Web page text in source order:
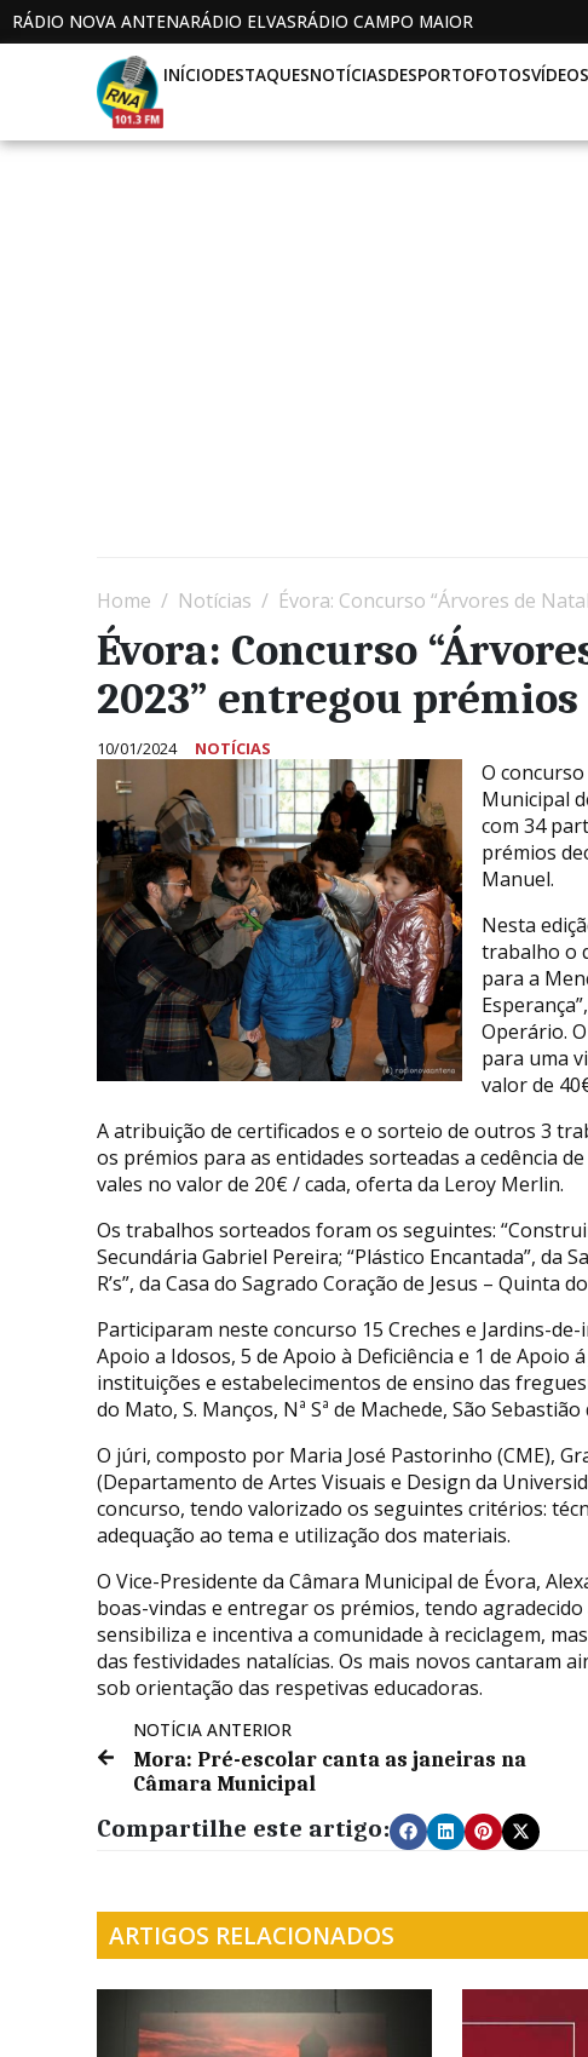
RÁDIO NOVA ANTENARÁDIO ELVASRÁDIO CAMPO MAIOR
INÍCIODESTAQUESNOTÍCIASDESPORTOFOTOSVÍDEOS
Home Notícias Évora: Concurso “Árvores de
Évora: Concurso
2023” entregou prémios
10/01/2024 NOTÍCIAS
O concurso
Municipal
com 34
prémios
Manuel.
Nesta
trabalho o
para a
Operário.
para uma
valor de
A atribuição de certificados e o sorteio de outros 3
os prémios para as entidades sorteadas a cedência
vales no valor de 20€ / cada, oferta da Leroy Merlin.
Os trabalhos sorteados foram os seguintes:
Secundária Gabriel Pereira; “Plástico Encantada”, da
R’s”, da Casa do Sagrado Coração de Jesus – Quinta
Participaram neste concurso 15 Creches e Jardins-
Apoio a Idosos, 5 de Apoio à Deficiência e 1 de Apoio
instituições e estabelecimentos de ensino das
do Mato, S. Manços, Nª Sª de Machede, São
O júri, composto por Maria José Pastorinho (CME),
(Departamento de Artes Visuais e Design da
concurso, tendo valorizado os seguintes critérios:
adequação ao tema e utilização dos materiais.
O Vice-Presidente da Câmara Municipal de Évora,
boas-vindas e entregar os prémios, tendo
sensibiliza e incentiva a comunidade à reciclagem,
das festividades natalícias. Os mais novos cantaram
sob orientação das respetivas educadoras.
NOTÍCIA ANTERIOR
Mora: Pré-escolar canta as janeiras na
Câmara Municipal
Compartilhe este artigo:
ARTIGOS RELACIONADOS